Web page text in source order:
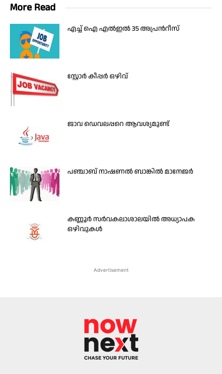
More Read
എച്ച് ഐ എൽഇൽ 35 അപ്രൻറീസ്
സ്റ്റോർ കീപ്പർ ഒഴിവ്
ജാവ ഡെവലപ്പറെ ആവശ്യമുണ്ട്
പഞ്ചാബ് നാഷണൽ ബാങ്കിൽ മാനേജർ
കണ്ണൂര്‍ സര്‍വകലാശാലയില്‍ അധ്യാപക
ഒഴിവുകള്‍
Advertisement